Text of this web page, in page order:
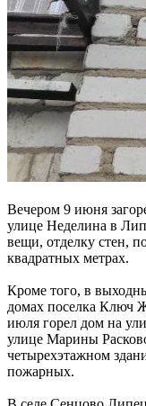
Вечером 9 июня
улице Неделина в
вещи, отделку стен,
квадратных метрах.
Кроме того, в
домах поселка Ключ
июля горел дом на
улице Марины
четырехэтажном
пожарных.